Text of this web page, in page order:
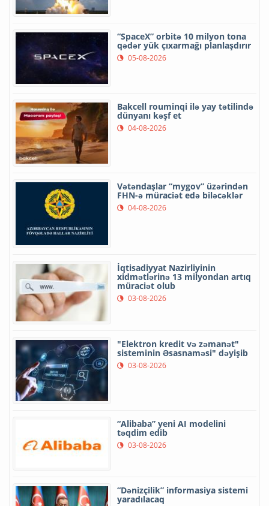
“SpaceX” orbitə 10 milyon tona
qədər yük çıxarmağı planlaşdırır
05-08-2026
Bakcell rouminqi ilə yay tətilində
dünyanı kəşf et
04-08-2026
Vətəndaşlar “mygov” üzərindən
FHN-ə müraciət edə biləcəklər
04-08-2026
İqtisadiyyat Nazirliyinin
xidmətlərinə 13 milyondan artıq
müraciət olub
03-08-2026
"Elektron kredit və zəmanət"
sisteminin Əsasnaməsi" dəyişib
03-08-2026
“Alibaba” yeni AI modelini
təqdim edib
03-08-2026
“Dənizçilik” informasiya sistemi
yaradılacaq